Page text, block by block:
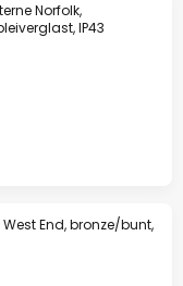
Norfolk,
IP43
End, bronze/bunt,